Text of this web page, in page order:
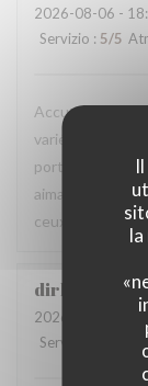
2026-08-06 -
Servizio : 5/5
Accueil
variée avec un
portions
aimable. Une
ceux qui sont
dirk
2026-08-06
-
Servizio